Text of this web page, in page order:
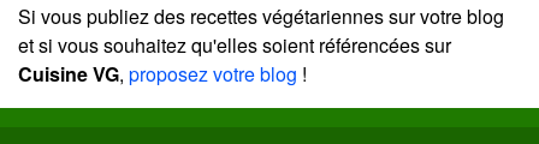
Si vous publiez des recettes végétariennes sur votre blog
et si vous souhaitez qu'elles soient référencées sur
Cuisine VG, proposez votre blog !